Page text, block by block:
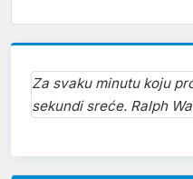
Za svaku minutu koju
sekundi sreće. Ralph